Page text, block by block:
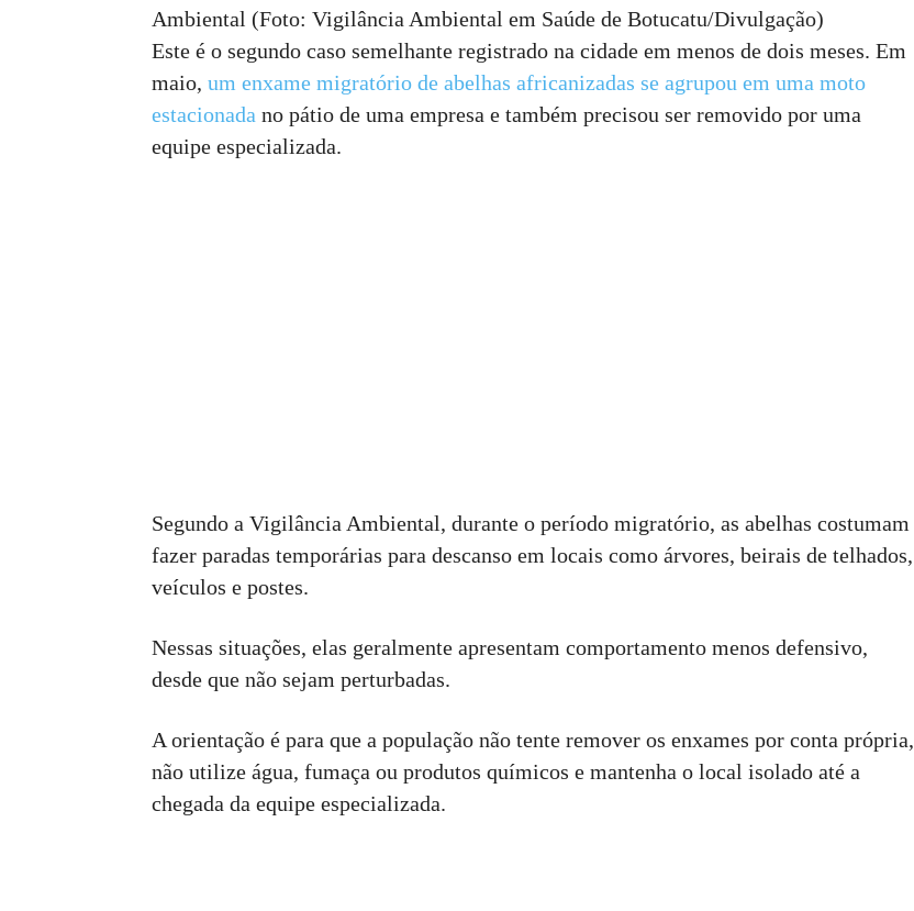
Ambiental (Foto: Vigilância Ambiental em Saúde de Botucatu/Divulgação)
Este é o segundo caso semelhante registrado na cidade em menos de dois meses. Em
maio, um enxame migratório de abelhas africanizadas se agrupou em uma moto
estacionada no pátio de uma empresa e também precisou ser removido por uma
equipe especializada.
Segundo a Vigilância Ambiental, durante o período migratório, as abelhas costumam
fazer paradas temporárias para descanso em locais como árvores, beirais de telhados,
veículos e postes.
Nessas situações, elas geralmente apresentam comportamento menos defensivo,
desde que não sejam perturbadas.
A orientação é para que a população não tente remover os enxames por conta própria,
não utilize água, fumaça ou produtos químicos e mantenha o local isolado até a
chegada da equipe especializada.